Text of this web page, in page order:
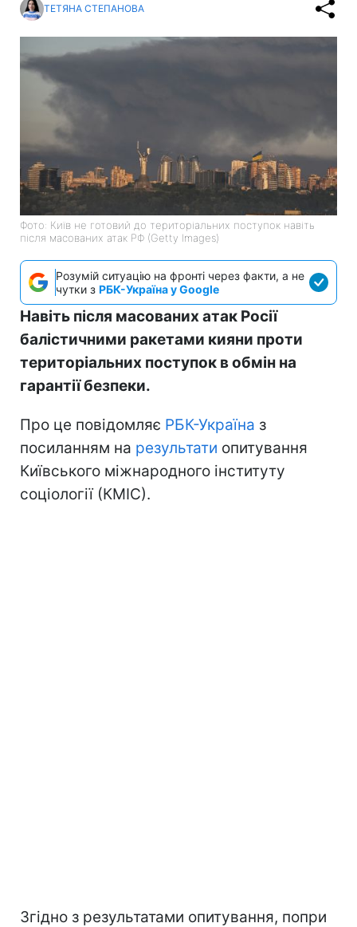
ТЕТЯНА СТЕПАНОВА
Фото: Київ не готовий до територіальних поступок навіть
після масованих атак РФ (Getty Images)
Розумій ситуацію на фронті через факти, а не
чутки з РБК-Україна у Google
Навіть після масованих атак Росії
балістичними ракетами кияни проти
територіальних поступок в обмін на
гарантії безпеки.
Про це повідомляє РБК-Україна з
посиланням на результати опитування
Київського міжнародного інституту
соціології (КМІС).
Згідно з результатами опитування, попри